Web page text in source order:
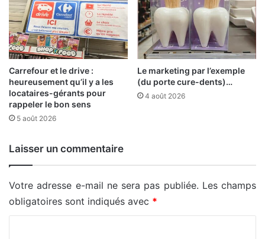
Carrefour et le drive :
heureusement qu’il y a les
locataires-gérants pour
rappeler le bon sens
5 août 2026
Le marketing par l’exemple
(du porte cure-dents)…
4 août 2026
Laisser un commentaire
Votre adresse e-mail ne sera pas publiée. Les champs
obligatoires sont indiqués avec *